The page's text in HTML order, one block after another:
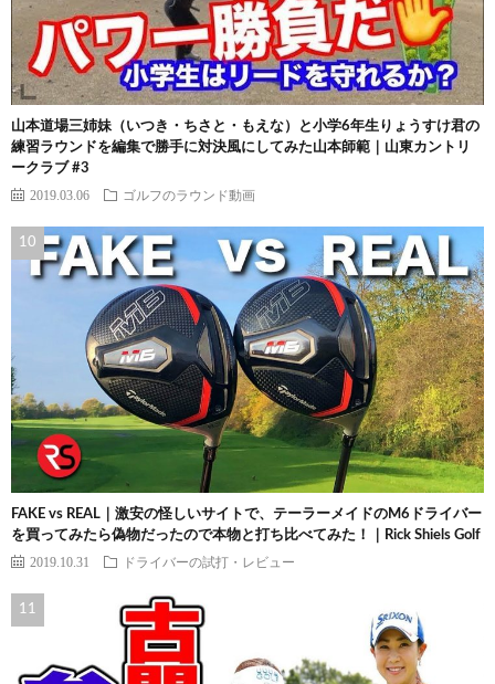
山本道場三姉妹（いつき・ちさと・もえな）と小学6年生りょうすけ君の
練習ラウンドを編集で勝手に対決風にしてみた山本師範｜山東カントリ
ークラブ #3
2019.03.06 ゴルフのラウンド動画
FAKE vs REAL｜激安の怪しいサイトで、テーラーメイドのM6ドライバー
を買ってみたら偽物だったので本物と打ち比べてみた！｜Rick Shiels Golf
2019.10.31 ドライバーの試打・レビュー